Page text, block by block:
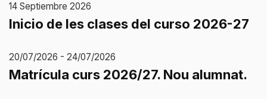
14 Septiembre 2026
Inicio de les clases del curso 2026-27
20/07/2026 - 24/07/2026
Matrícula curs 2026/27. Nou alumnat.